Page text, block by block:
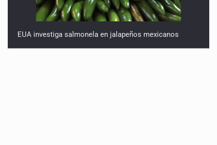
EUA investiga salmonela en jalapeños mexicanos